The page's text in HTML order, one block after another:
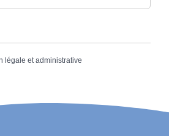
légale et administrative